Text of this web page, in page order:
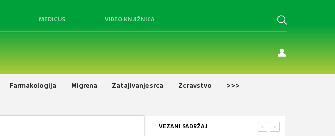
MEDICUS VIDEO KNJIŽNICA
Farmakologija Migrena Zatajivanje srca Zdravstvo >>>
VEZANI SADRŽAJ >
<